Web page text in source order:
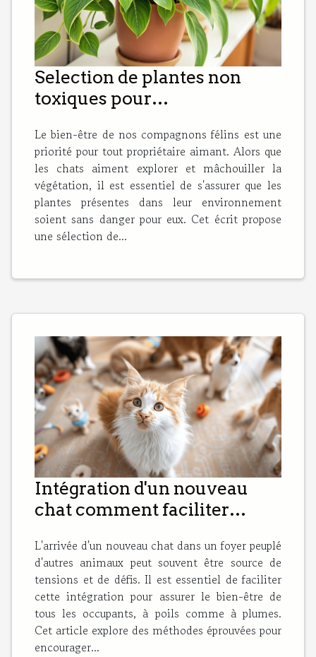
Selection de plantes non
toxiques pour
conseils de securite
Le bien-être de nos compagnons félins est une
priorité pour tout propriétaire aimant. Alors que
les chats aiment explorer et mâchouiller la
végétation, il est essentiel de s'assurer que les
plantes présentes dans leur environnement
soient sans danger pour eux. Cet écrit propose
une sélection de...
Intégration d'un nouveau
chat comment faciliter
animaux
L'arrivée d'un nouveau chat dans un foyer peuplé
d'autres animaux peut souvent être source de
tensions et de défis. Il est essentiel de faciliter
cette intégration pour assurer le bien-être de
tous les occupants, à poils comme à plumes.
Cet article explore des méthodes éprouvées pour
encourager...